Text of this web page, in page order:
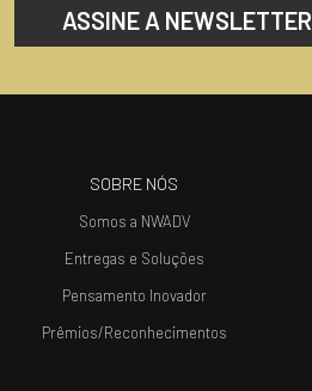
ASSINE A NEWSLETTER
SOBRE NÓS
Somos a NWADV
Entregas e Soluções
Pensamento Inovador
Prêmios/Reconhecimentos